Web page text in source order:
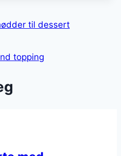
til dessert
topping